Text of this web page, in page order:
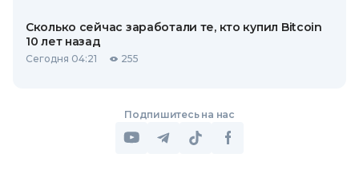
Сколько сейчас заработали те, кто купил Bitcoin
10 лет назад
Сегодня 04:21 255
Подпишитесь на нас